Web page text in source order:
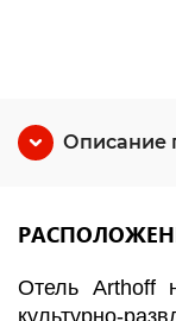
Описание
Отель Arthoff
культурно-